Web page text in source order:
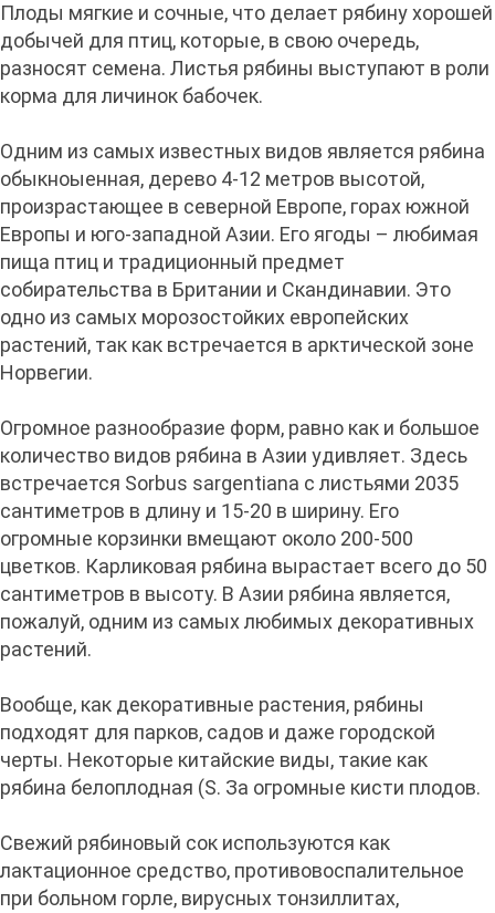
Плоды мягкие и сочные, что делает рябину хорошей
добычей для птиц, которые, в свою очередь,
разносят семена. Листья рябины выступают в роли
корма для личинок бабочек.
Одним из самых известных видов является рябина
обыкноыенная, дерево 4-12 метров высотой,
произрастающее в северной Европе, горах южной
Европы и юго-западной Азии. Его ягоды – любимая
пища птиц и традиционный предмет
собирательства в Британии и Скандинавии. Это
одно из самых морозостойких европейских
растений, так как встречается в арктической зоне
Норвегии.
Огромное разнообразие форм, равно как и большое
количество видов рябина в Азии удивляет. Здесь
встречается Sorbus sargentiana с листьями 2035
сантиметров в длину и 15-20 в ширину. Его
огромные корзинки вмещают около 200-500
цветков. Карликовая рябина вырастает всего до 50
сантиметров в высоту. В Азии рябина является,
пожалуй, одним из самых любимых декоративных
растений.
Вообще, как декоративные растения, рябины
подходят для парков, садов и даже городской
черты. Некоторые китайские виды, такие как
рябина белоплодная (S. За огромные кисти плодов.
Свежий рябиновый сок используются как
лактационное средство, противовоспалительное
при больном горле, вирусных тонзиллитах,